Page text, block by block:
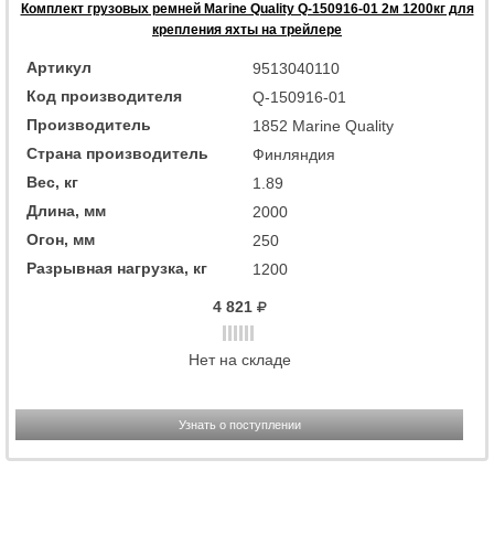
Комплект грузовых ремней Marine Quality Q-150916-01 2м 1200кг для
крепления яхты на трейлере
Артикул
9513040110
Код производителя
Q-150916-01
Производитель
1852 Marine Quality
Страна производитель
Финляндия
Вес, кг
1.89
Длина, мм
2000
Огон, мм
250
Разрывная нагрузка, кг
1200
4 821
Нет на складе
Узнать о поступлении